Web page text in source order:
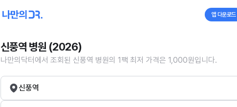
앱 다운로드
신풍역 병원 (2026)
나만의닥터에서 조회된 신풍역 병원의 1팩 최저 가격은 1,000원입니다.
신풍역